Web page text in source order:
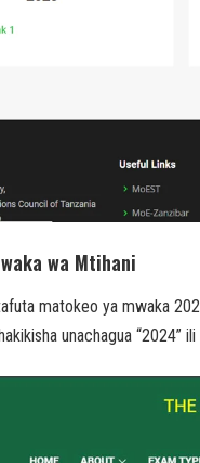
wa Mtihani
matokeo ya mwaka
unachagua “2024”